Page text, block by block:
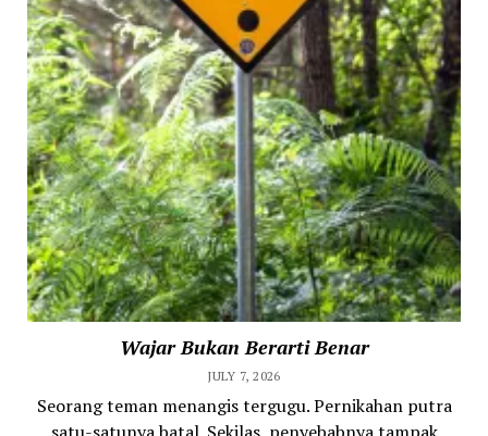
Wajar Bukan Berarti Benar
JULY 7, 2026
Seorang teman menangis tergugu. Pernikahan putra